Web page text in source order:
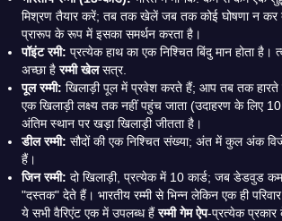
मिश्रण तैयार करें; तब तक खेलें जब तक कोई घोषणा न कर
प्रारूप के रूप में इसका समर्थन करता है।
पॉइंट रमी: प्रत्येक हाथ का एक निश्चित बिंदु मान होता है।
अच्छा हैरम्मी खेलसत्र.
पूल रम्मी: खिलाड़ी पूल में प्रवेश करते हैं; आप तब तक
एक खिलाड़ी लक्ष्य तक नहीं पहुंच जाता (उदाहरण के लिए
अंतिम स्थान पर खड़ा खिलाड़ी जीतता है।
डील रम्मी: सौदों की एक निश्चित संख्या; अंत में कुल अंक
हैं।
जिन रम्मी: दो खिलाड़ी, प्रत्येक में 10 कार्ड; जब डेडवुड
"दस्तक" देते हैं। भारतीय रम्मी से भिन्न लेकिन एक ही
ये सभी वैरिएंट एक में उपलब्ध हैंरम्मी गेम ऐप-प्रत्येक